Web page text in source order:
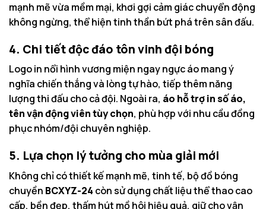
mạnh mẽ vừa mềm mại, khơi gợi cảm giác chuyển động
không ngừng, thể hiện tinh thần bứt phá trên sân đấu.
4. Chi tiết độc đáo tôn vinh đội bóng
Logo in nổi hình vương miện ngay ngực áo mang ý
nghĩa chiến thắng và lòng tự hào, tiếp thêm năng
lượng thi đấu cho cả đội. Ngoài ra, áo hỗ trợ in số áo,
tên vận động viên tùy chọn, phù hợp với nhu cầu đồng
phục nhóm/đội chuyên nghiệp.
5. Lựa chọn lý tưởng cho mùa giải mới
Không chỉ có thiết kế mạnh mẽ, tinh tế, bộ đồ bóng
chuyền BCXYZ-24 còn sử dụng chất liệu thể thao cao
cấp, bền đẹp, thấm hút mồ hôi hiệu quả, giữ cho vận